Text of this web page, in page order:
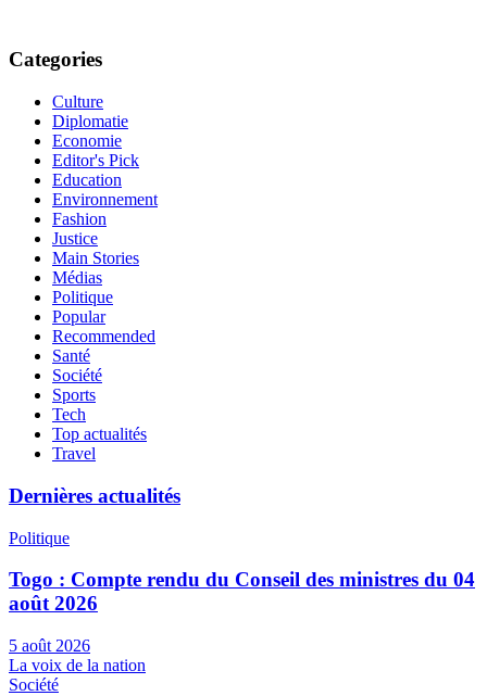
Categories
Culture
Diplomatie
Economie
Editor's Pick
Education
Environnement
Fashion
Justice
Main Stories
Médias
Politique
Popular
Recommended
Santé
Société
Sports
Tech
Top actualités
Travel
Dernières actualités
Politique
Togo : Compte rendu du Conseil des ministres du 04
août 2026
5 août 2026
La voix de la nation
Société